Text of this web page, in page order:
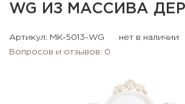
WG ИЗ МАССИВА
Артикул: MK-5013-WG
нет в наличии
Вопросов и отзывов: 0